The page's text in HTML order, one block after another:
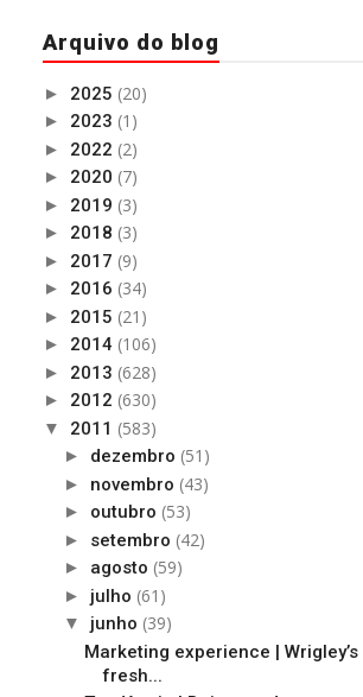
Arquivo do blog
► 2025 (20)
► 2023 (1)
► 2022 (2)
► 2020 (7)
► 2019 (3)
► 2018 (3)
► 2017 (9)
► 2016 (34)
► 2015 (21)
► 2014 (106)
► 2013 (628)
► 2012 (630)
▼ 2011 (583)
► dezembro (51)
► novembro (43)
► outubro (53)
► setembro (42)
► agosto (59)
► julho (61)
▼ junho (39)
Marketing experience |
fresh...